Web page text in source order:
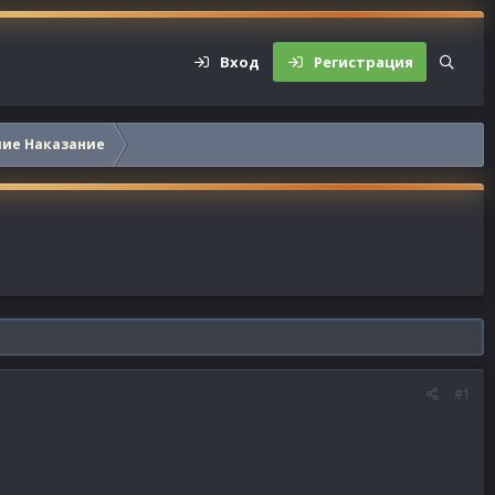
Вход Регистрация
Наказание
#1